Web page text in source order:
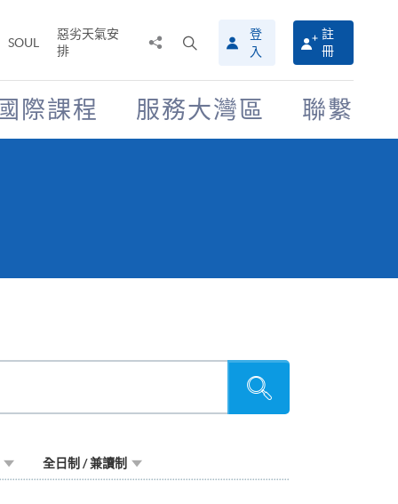
SOUL
惡劣天氣安
排
搜
尋
介
面
登
入
註
冊
際課程 服務大灣區 聯繫
全日制 / 兼讀制